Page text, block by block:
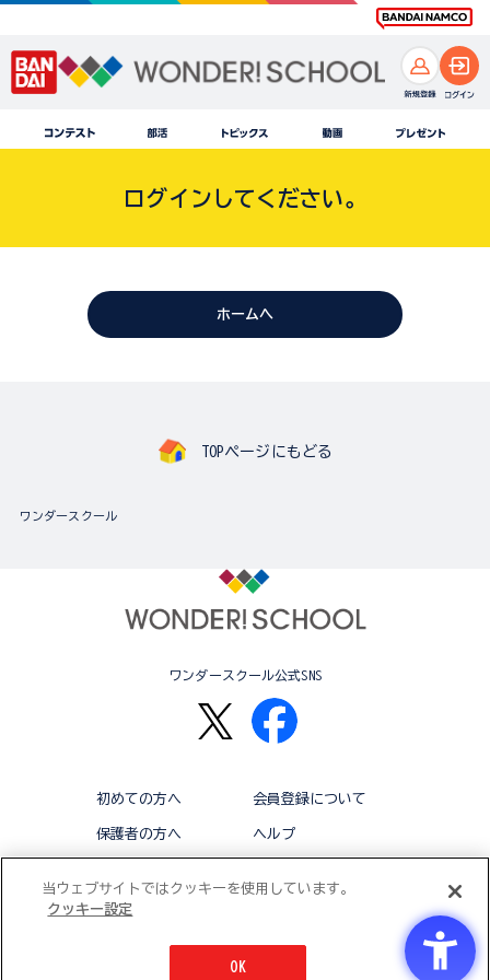
ログインしてください。
ホームへ
TOPページにもどる
ワンダースクール
ワンダースクール公式SNS
初めての方へ 会員登録について
保護者の方へ ヘルプ
© BANDAI CO.,LTD 2015 ALL RIGHTS RESERVED
当ウェブサイトではクッキーを使用しています。
クッキー設定
OK